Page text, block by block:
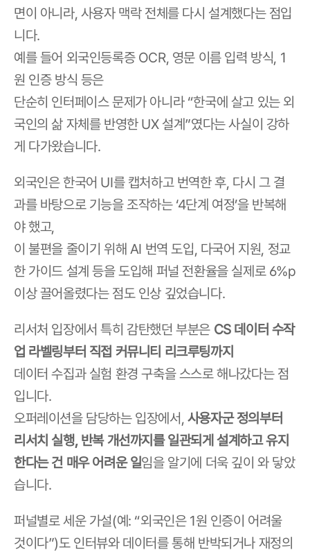
면이 아니라, 사용자 맥락 전체를 다시 설계했다는 점입
니다.
예를 들어 외국인등록증 OCR, 영문 이름 입력 방식, 1
원 인증 방식 등은
단순히 인터페이스 문제가 아니라 “한국에 살고 있는 외
국인의 삶 자체를 반영한 UX 설계”였다는 사실이 강하
게 다가왔습니다.
외국인은 한국어 UI를 캡처하고 번역한 후, 다시 그 결
과를 바탕으로 기능을 조작하는 ‘4단계 여정’을 반복해
야 했고,
이 불편을 줄이기 위해 AI 번역 도입, 다국어 지원, 정교
한 가이드 설계 등을 도입해 퍼널 전환율을 실제로 6%p
이상 끌어올렸다는 점도 인상 깊었습니다.
리서처 입장에서 특히 감탄했던 부분은 CS 데이터 수작
업 라벨링부터 직접 커뮤니티 리크루팅까지
데이터 수집과 실험 환경 구축을 스스로 해나갔다는 점
입니다.
오퍼레이션을 담당하는 입장에서, 사용자군 정의부터
리서치 실행, 반복 개선까지를 일관되게 설계하고 유지
한다는 건 매우 어려운 일임을 알기에 더욱 깊이 와 닿았
습니다.
퍼널별로 세운 가설(예: “외국인은 1원 인증이 어려울
것이다”)도 인터뷰와 데이터를 통해 반박되거나 재정의